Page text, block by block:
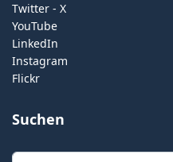
Twitter - X
YouTube
LinkedIn
Instagram
Flickr
Suchen